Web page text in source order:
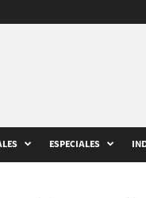
ESPECIALES